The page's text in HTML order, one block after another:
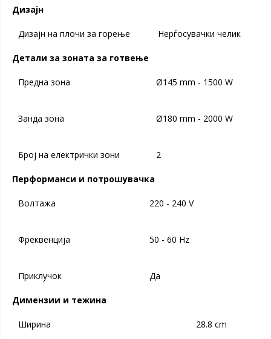
Дизајн
Дизајн на плочи за горење Нерѓосувачки челик
Детали за зоната за готвење
Предна зона Ø145 mm - 1500 W
Занда зона Ø180 mm - 2000 W
Број на електрички зони 2
Перформанси и потрошувачка
Волтажа 220 - 240 V
Фреквенција 50 - 60 Hz
Приклучок Да
Димензии и тежина
Ширина 28.8 cm